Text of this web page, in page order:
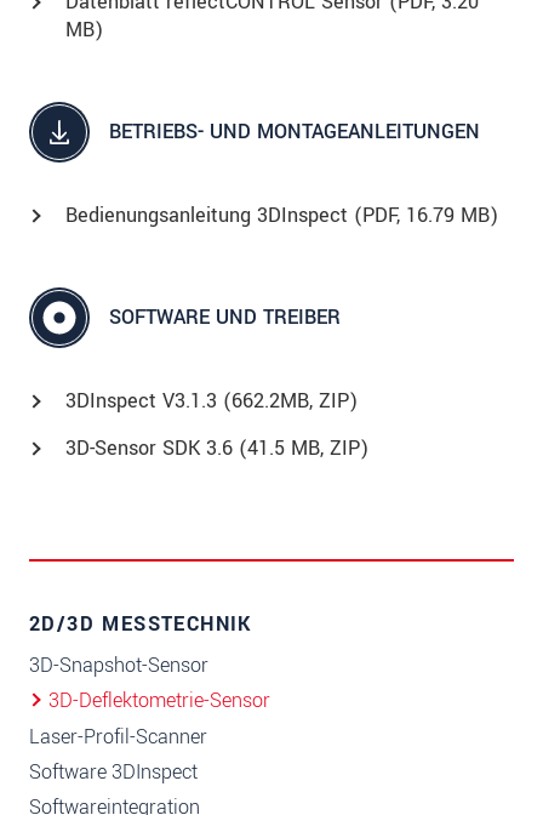
MB)
BETRIEBS- UND MONTAGEANLEITUNGEN
Bedienungsanleitung 3DInspect (PDF, 16.79 MB)
SOFTWARE UND TREIBER
3DInspect V3.1.3 (662.2MB, ZIP)
3D-Sensor SDK 3.6 (41.5 MB, ZIP)
2D/3D MESSTECHNIK
3D-Snapshot-Sensor
3D-Deflektometrie-Sensor
Laser-Profil-Scanner
Software 3DInspect
Softwareintegration